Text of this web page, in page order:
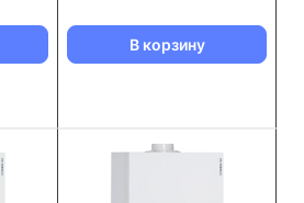
В корзину